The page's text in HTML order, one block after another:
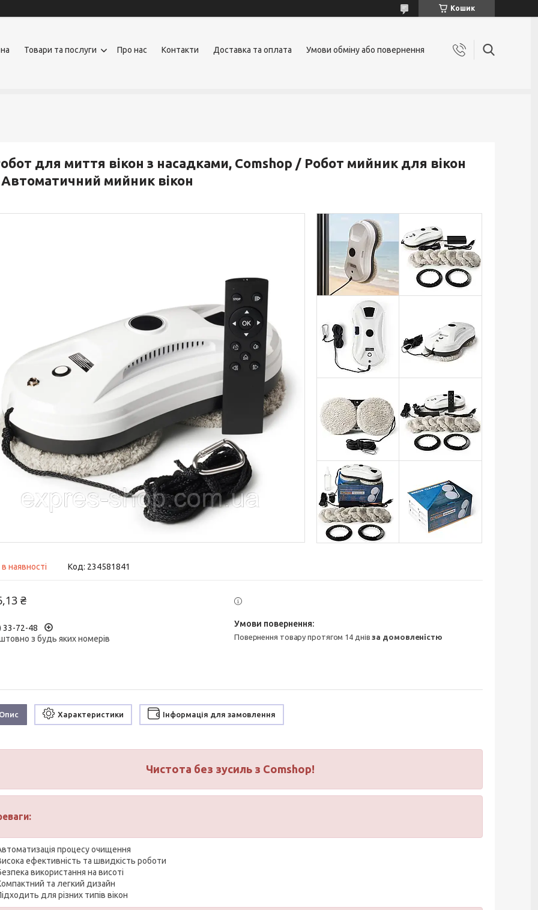
Кошик
Товари та послуги Про нас Контакти Доставка та оплата Умови обміну або повернення
для миття вікон з насадками, Comshop / Робот мийник для вікон
мийник вікон
наявності Код: 234581841
₴
33-72-48
з будь яких номерів
повернення товару протягом 14 днівза домовленістю
Характеристики Інформація для замовлення
Чистота без зусиль з Comshop!
процесу очищення
ефективність та швидкість роботи
використання на висоті
та легкий дизайн
для різних типів вікон